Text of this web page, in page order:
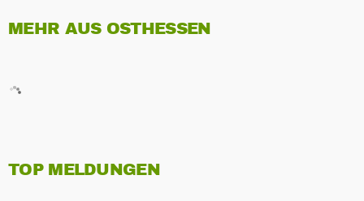
MEHR AUS OSTHESSEN
TOP MELDUNGEN